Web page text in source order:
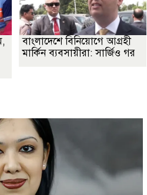
বাংলাদেশে বিনিয়োগে আগ্রহী
মার্কিন ব্যবসায়ীরা: সার্জিও গর